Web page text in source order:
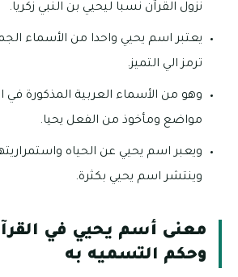
نزول القرآن نسبا ليحيي بن النبي زكريا.
يعتبر اسم يحيي واحدا من الأسماء
ترمز الي التميز.
وهو من الأسماء العربية المذكورة في
مواضع ومأخوذ من الفعل يحيا.
ويعبر اسم يحيي عن الحياه
وينتشر اسم يحيي بكثرة.
معنى أسم يحيي في
وحكم التسميه به